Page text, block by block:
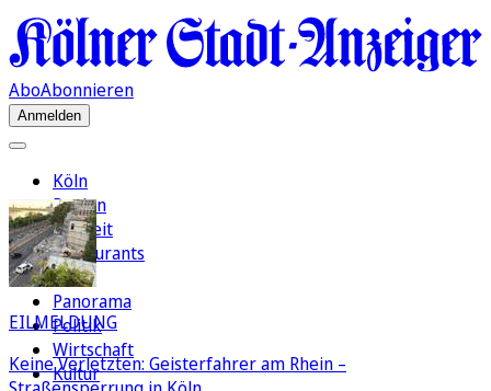
AboAbonnieren
Anmelden
Köln
Region
Freizeit
Restaurants
FC
Panorama
Politik
Wirtschaft
Kultur
EILMELDUNG
Keine Verletzten: Geisterfahrer am Rhein –